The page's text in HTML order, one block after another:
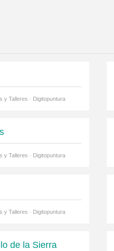
y Talleres · Digitopuntura
y Talleres · Digitopuntura
y Talleres · Digitopuntura
de la Sierra